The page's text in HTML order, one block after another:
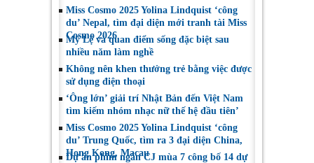
Miss Cosmo 2025 Yolina Lindquist ‘công
du’ Nepal, tìm đại diện mới tranh tài Miss
Cosmo 2026
Mỹ Lệ và quan điểm sống đặc biệt sau
nhiều năm làm nghề
Không nên khen thưởng trẻ bằng việc được
sử dụng điện thoại
‘Ông lớn’ giải trí Nhật Bản đến Việt Nam
tìm kiếm nhóm nhạc nữ thế hệ đầu tiên’
Miss Cosmo 2025 Yolina Lindquist ‘công
du’ Trung Quốc, tìm ra 3 đại diện China,
Hong Kong, Macau
Dự án phim ngắn CJ mùa 7 công bố 14 dự